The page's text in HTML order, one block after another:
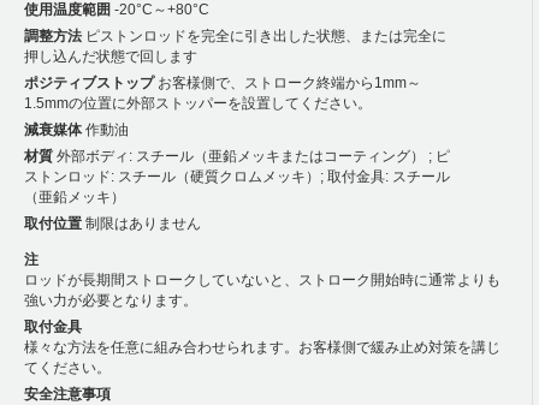
使用温度範囲 -20°C～+80°C
調整方法 ピストンロッドを完全に引き出した状態、または完全に
押し込んだ状態で回します
ポジティブストップお客様側で、ストローク終端から1mm～
1.5mmの位置に外部ストッパーを設置してください。
減衰媒体作動油
材質 外部ボディ: スチール（亜鉛メッキまたはコーティング） ; ピ
ストンロッド: スチール（硬質クロムメッキ）; 取付金具: スチール
（亜鉛メッキ）
取付位置 制限はありません
注
ロッドが長期間ストロークしていないと、ストローク開始時に通常よりも
強い力が必要となります。
取付金具
様々な方法を任意に組み合わせられます。お客様側で緩み止め対策を講じ
てください。
安全注意事項